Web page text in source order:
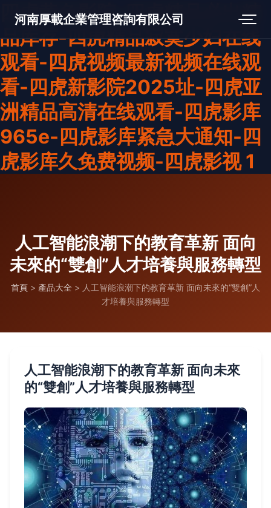
四虎黄色影院-四虎精品必出精
品库存-四虎精品寂寞少妇在线
观看-四虎视频最新视频在线观
看-四虎新影院2025址-四虎亚
洲精品高清在线观看-四虎影库
965e-四虎影库紧急大通知-四
虎影库久免费视频-四虎影视 1
河南厚載企業管理咨詢有限公司
人工智能浪潮下的教育革新 面向
未來的“雙創”人才培養與服務轉型
首頁 > 產品大全 > 人工智能浪潮下的教育革新 面向未來的“雙創”人
才培養與服務轉型
人工智能浪潮下的教育革新 面向未來
的“雙創”人才培養與服務轉型